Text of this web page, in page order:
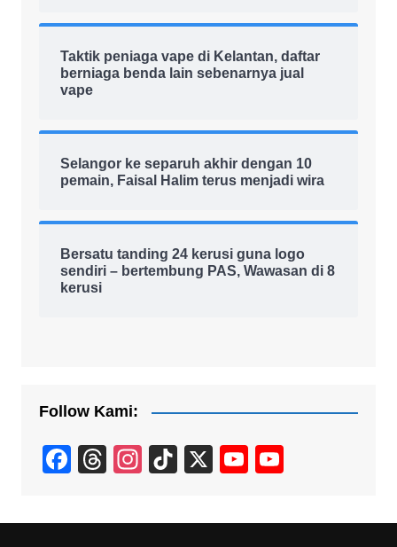
Taktik peniaga vape di Kelantan, daftar
berniaga benda lain sebenarnya jual
vape
Selangor ke separuh akhir dengan 10
pemain, Faisal Halim terus menjadi wira
Bersatu tanding 24 kerusi guna logo
sendiri – bertembung PAS, Wawasan di 8
kerusi
Follow Kami:
F
c
T
e
In
a
Ti
T
X
Y
u
u